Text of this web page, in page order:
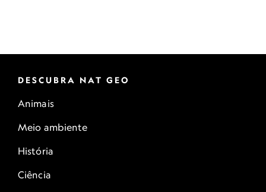
DESCUBRA NAT GEO
Animais
Meio ambiente
História
Ciência